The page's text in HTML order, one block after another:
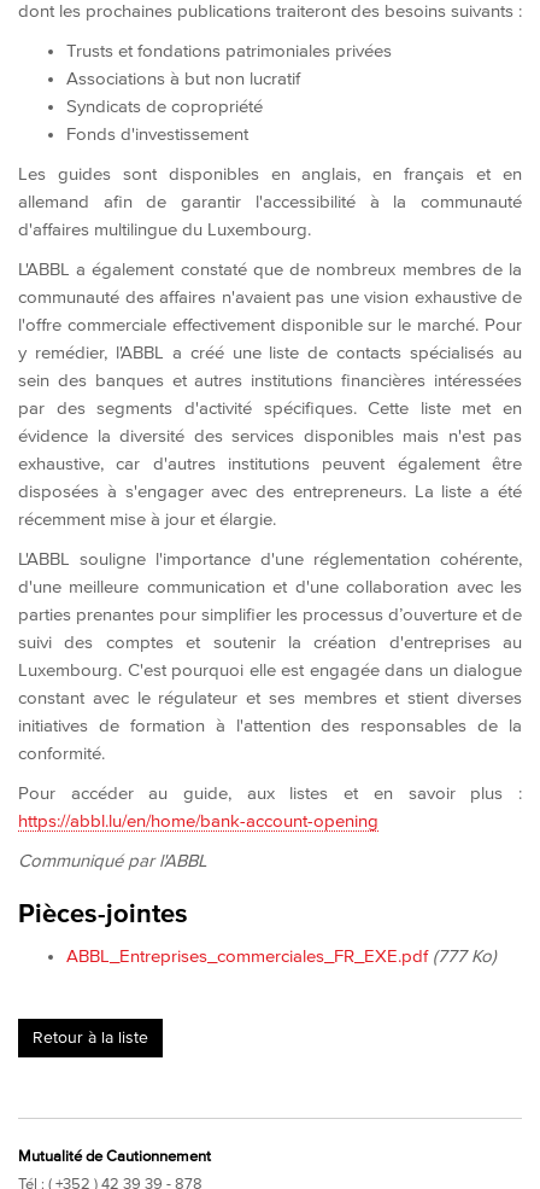
dont les prochaines publications traiteront des besoins suivants :
Trusts et fondations patrimoniales privées
Associations à but non lucratif
Syndicats de copropriété
Fonds d'investissement
Les guides sont disponibles en anglais, en français et en
allemand afin de garantir l'accessibilité à la communauté
d'affaires multilingue du Luxembourg.
L'ABBL a également constaté que de nombreux membres de la
communauté des affaires n'avaient pas une vision exhaustive de
l'offre commerciale effectivement disponible sur le marché. Pour
y remédier, l'ABBL a créé une liste de contacts spécialisés au
sein des banques et autres institutions financières intéressées
par des segments d'activité spécifiques. Cette liste met en
évidence la diversité des services disponibles mais n'est pas
exhaustive, car d'autres institutions peuvent également être
disposées à s'engager avec des entrepreneurs. La liste a été
récemment mise à jour et élargie.
L'ABBL souligne l'importance d'une réglementation cohérente,
d'une meilleure communication et d'une collaboration avec les
parties prenantes pour simplifier les processus d’ouverture et de
suivi des comptes et soutenir la création d'entreprises au
Luxembourg. C'est pourquoi elle est engagée dans un dialogue
constant avec le régulateur et ses membres et stient diverses
initiatives de formation à l'attention des responsables de la
conformité.
Pour accéder au guide, aux listes et en savoir plus :
https://abbl.lu/en/home/bank-account-opening
Communiqué par l'ABBL
Pièces-jointes
ABBL_Entreprises_commerciales_FR_EXE.pdf (777 Ko)
Retour à la liste
Mutualité de Cautionnement
Tél : ( +352 ) 42 39 39 - 878